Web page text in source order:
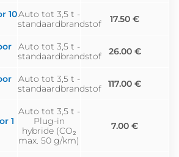
10Auto tot 3,5 t -
standaardbrandstof
17.50 €
Auto tot 3,5 t -
standaardbrandstof
26.00 €
Auto tot 3,5 t -
standaardbrandstof
117.00 €
1
Auto tot 3,5 t -
Plug-in
hybride (CO₂
max. 50 g/km)
7.00 €